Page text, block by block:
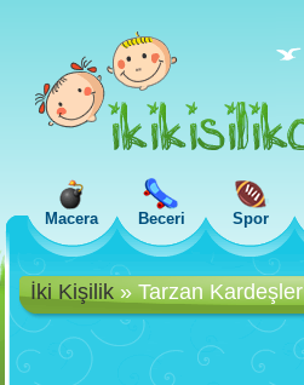
Macera Beceri Spor
İki Kişilik»Tarzan Kardeşler